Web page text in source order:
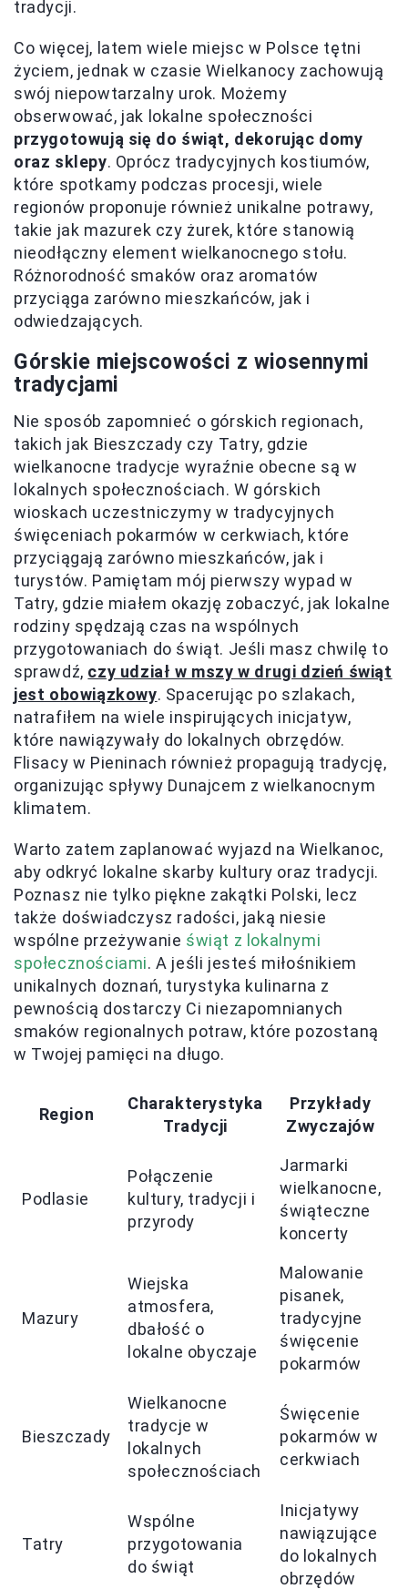
tradycji.
Co więcej, latem wiele miejsc w Polsce tętni
życiem, jednak w czasie Wielkanocy zachowują
swój niepowtarzalny urok. Możemy
obserwować, jak lokalne społeczności
przygotowują się do świąt, dekorując domy
oraz sklepy. Oprócz tradycyjnych kostiumów,
które spotkamy podczas procesji, wiele
regionów proponuje również unikalne potrawy,
takie jak mazurek czy żurek, które stanowią
nieodłączny element wielkanocnego stołu.
Różnorodność smaków oraz aromatów
przyciąga zarówno mieszkańców, jak i
odwiedzających.
Górskie miejscowości z wiosennymi
tradycjami
Nie sposób zapomnieć o górskich regionach,
takich jak Bieszczady czy Tatry, gdzie
wielkanocne tradycje wyraźnie obecne są w
lokalnych społecznościach. W górskich
wioskach uczestniczymy w tradycyjnych
święceniach pokarmów w cerkwiach, które
przyciągają zarówno mieszkańców, jak i
turystów. Pamiętam mój pierwszy wypad w
Tatry, gdzie miałem okazję zobaczyć, jak lokalne
rodziny spędzają czas na wspólnych
przygotowaniach do świąt. Jeśli masz chwilę to
sprawdź, czy udział w mszy w drugi dzień świąt
jest obowiązkowy. Spacerując po szlakach,
natrafiłem na wiele inspirujących inicjatyw,
które nawiązywały do lokalnych obrzędów.
Flisacy w Pieninach również propagują tradycję,
organizując spływy Dunajcem z wielkanocnym
klimatem.
Warto zatem zaplanować wyjazd na Wielkanoc,
aby odkryć lokalne skarby kultury oraz tradycji.
Poznasz nie tylko piękne zakątki Polski, lecz
także doświadczysz radości, jaką niesie
wspólne przeżywanie świąt z lokalnymi
społecznościami. A jeśli jesteś miłośnikiem
unikalnych doznań, turystyka kulinarna z
pewnością dostarczy Ci niezapomnianych
smaków regionalnych potraw, które pozostaną
w Twojej pamięci na długo.
Region
Charakterystyka
Tradycji
Przykłady
Zwyczajów
Podlasie
Połączenie
kultury, tradycji i
przyrody
Jarmarki
wielkanocne,
świąteczne
koncerty
Mazury
Wiejska
atmosfera,
dbałość o
lokalne obyczaje
Malowanie
pisanek,
tradycyjne
święcenie
pokarmów
Bieszczady
Wielkanocne
tradycje w
lokalnych
społecznościach
Święcenie
pokarmów w
cerkwiach
Tatry
Wspólne
przygotowania
do świąt
Inicjatywy
nawiązujące
do lokalnych
obrzędów